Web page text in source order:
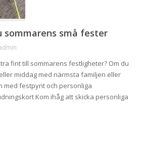
sommarens små fester
fint till sommarens festligheter? Om du
middag med närmsta familjen eller
med festpynt och personliga
Kom ihåg att skicka personliga